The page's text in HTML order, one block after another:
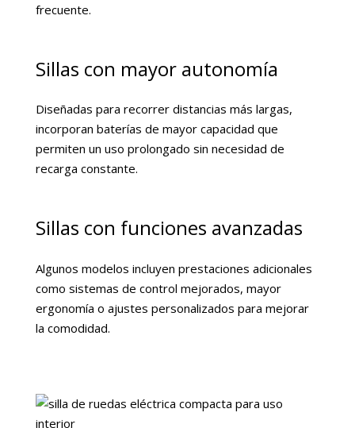
frecuente.
Sillas con mayor autonomía
Diseñadas para recorrer distancias más largas,
incorporan baterías de mayor capacidad que
permiten un uso prolongado sin necesidad de
recarga constante.
Sillas con funciones avanzadas
Algunos modelos incluyen prestaciones adicionales
como sistemas de control mejorados, mayor
ergonomía o ajustes personalizados para mejorar
la comodidad.